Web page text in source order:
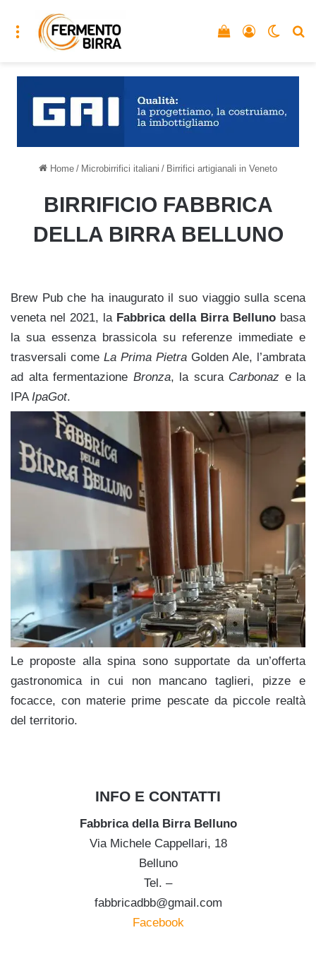
Menu Accedi
Vedi il carrello
Home / Microbirrifici italiani / Birrifici artigianali in Veneto
BIRRIFICIO FABBRICA
DELLA BIRRA BELLUNO
Brew Pub che ha inaugurato il suo viaggio sulla scena
veneta nel 2021, la Fabbrica della Birra Belluno basa
la sua essenza brassicola su referenze immediate e
trasversali come La Prima Pietra Golden Ale, l’ambrata
ad alta fermentazione Bronza, la scura Carbonaz e la
IPAIpaGot.
Le proposte alla spina sono supportate da un’offerta
gastronomica in cui non mancano taglieri, pizze e
focacce, con materie prime pescate da piccole realtà
del territorio.
INFO E CONTATTI
Fabbrica della Birra Belluno
Via Michele Cappellari, 18
Belluno
Tel. –
fabbricadbb@gmail.com
Facebook